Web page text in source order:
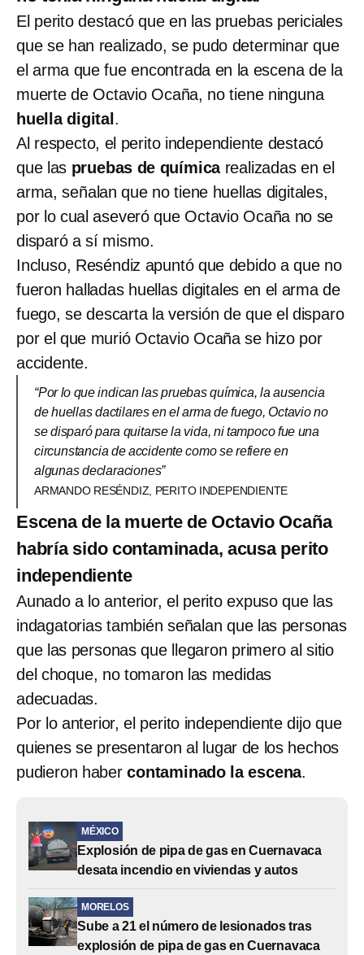
El perito destacó que en las pruebas periciales
que se han realizado, se pudo determinar que
el arma que fue encontrada en la escena de la
muerte de Octavio Ocaña, no tiene ninguna
huella digital .
Al respecto, el perito independiente destacó
que las pruebas de químicarealizadas en el
arma, señalan que no tiene huellas digitales,
por lo cual aseveró que Octavio Ocaña no se
disparó a sí mismo.
Incluso, Reséndiz apuntó que debido a que no
fueron halladas huellas digitales en el arma de
fuego, se descarta la versión de que el disparo
por el que murió Octavio Ocaña se hizo por
accidente.
“Por lo que indican las pruebas química, la ausencia
de huellas dactilares en el arma de fuego, Octavio no
se disparó para quitarse la vida, ni tampoco fue una
circunstancia de accidente como se refiere en
algunas declaraciones”
ARMANDO RESÉNDIZ, PERITO INDEPENDIENTE
Escena de la muerte de Octavio Ocaña
habría sido contaminada, acusa perito
independiente
Aunado a lo anterior, el perito expuso que las
indagatorias también señalan que las personas
que las personas que llegaron primero al sitio
del choque, no tomaron las medidas
adecuadas.
Por lo anterior, el perito independiente dijo que
quienes se presentaron al lugar de los hechos
pudieron habercontaminado la escena.
MÉXICO
Explosión de pipa de gas en Cuernavaca
desata incendio en viviendas y autos
MORELOS
Sube a 21 el número de lesionados tras
explosión de pipa de gas en Cuernavaca